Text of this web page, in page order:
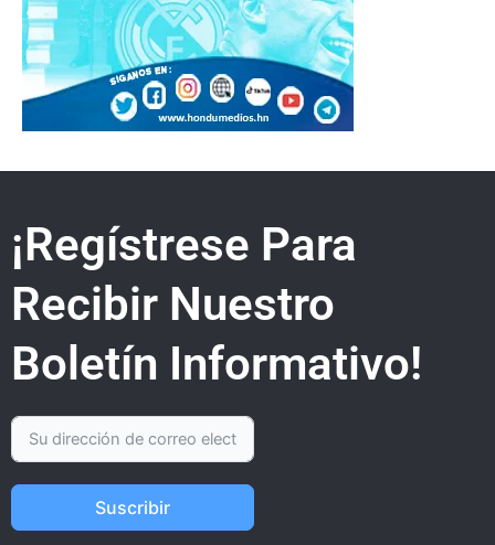
¡Regístrese Para
Recibir Nuestro
Boletín Informativo!
Suscribir